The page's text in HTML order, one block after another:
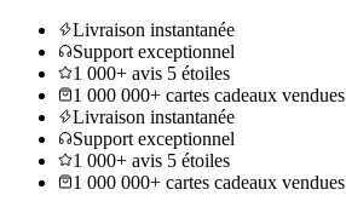
Livraison instantanée
Support exceptionnel
1 000+ avis 5 étoiles
1 000 000+ cartes cadeaux vendues
Livraison instantanée
Support exceptionnel
1 000+ avis 5 étoiles
1 000 000+ cartes cadeaux vendues